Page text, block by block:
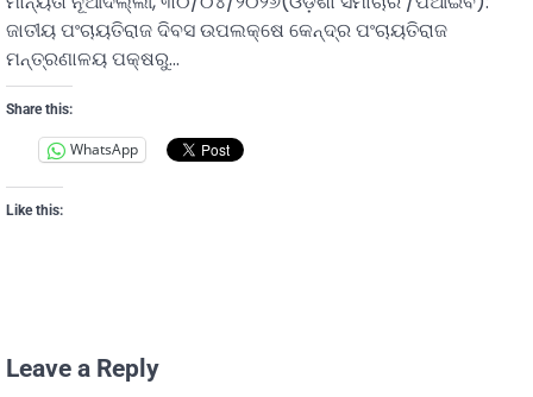
ଜାତୀୟ ପଂଚାୟତିରାଜ ଦିବସ ଉପଲକ୍ଷେ କେନ୍ଦ୍ର ପଂଚାୟତିରାଜ
ମନ୍ତ୍ରଣାଳୟ ପକ୍ଷରୁ…
Share this:
WhatsApp
Like this:
Leave a Reply